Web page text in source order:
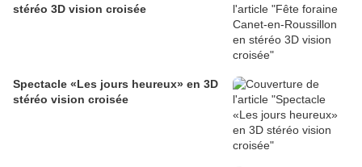
stéréo 3D vision croisée
Spectacle «Les jours heureux» en 3D
stéréo vision croisée